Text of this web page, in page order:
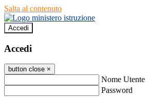
Salta al contenuto
Accedi
Accedi
button close ×
Nome Utente
Password